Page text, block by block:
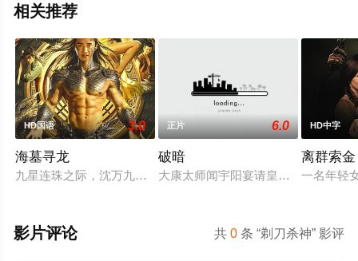
相关推荐
HD国语 3.0
海墓寻龙
九星连珠之际，沈万九海墓随岛浮现，引发各方势力觊觎。江
正片 6.0
破暗
大康太师闻宇阳宴请皇上义子神策府
HD中字
离群索金
一名年轻
共0 条 “剃刀杀神” 影评
影片评论